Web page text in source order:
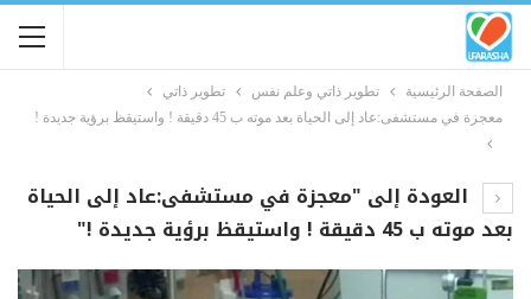
الصفحة الرئيسية تطوير ذاتي وعلم نفس
تطوير ذاتي
معجزة في مستشفى:عاد إلى الحياة بعد موته ب 45 دقيقة ! واستيقظ برؤية جديدة !
العودة إلى "معجزة في مستشفى:عاد إلى الحياة
بعد موته ب 45 دقيقة ! واستيقظ برؤية جديدة !"